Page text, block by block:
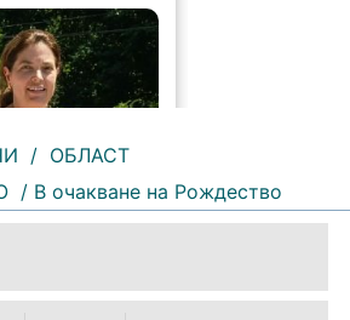
08-07 11:47:09
а
/ ОБЛАСТ
/ В очакване на Рождество